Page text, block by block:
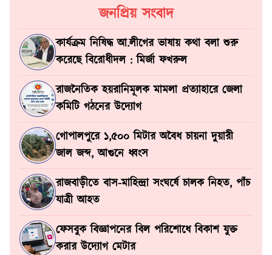
জনপ্রিয় সংবাদ
কার্যক্রম নিষিদ্ধ আ.লীগের ভাষায় কথা বলা শুরু
করেছে বিরোধীদল : মির্জা ফখরুল
রাজনৈতিক হয়রানিমূলক মামলা প্রত্যাহারে জেলা
কমিটি গঠনের উদ্যোগ
গোপালপুরে ১,৫০০ মিটার অবৈধ চায়না দুয়ারী
জাল জব্দ, আগুনে ধ্বংস
রাজবাড়ীতে বাস-মাহিন্দ্রা সংঘর্ষে চালক নিহত, পাঁচ
যাত্রী আহত
ফেসবুক বিজ্ঞাপনের বিল পরিশোধে বিকাশ যুক্ত
করার উদ্যোগ মেটার